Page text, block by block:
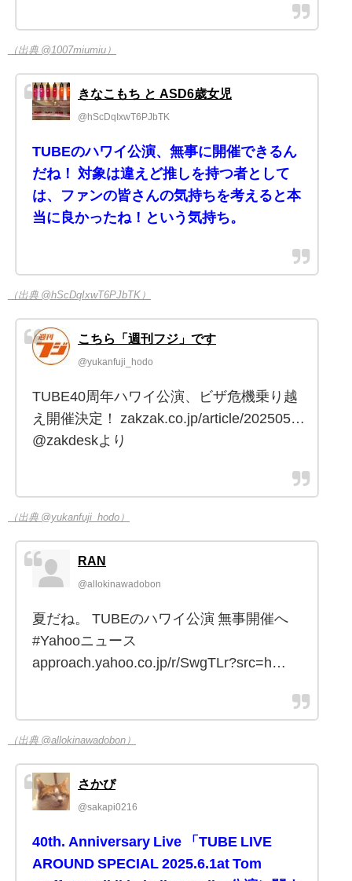
（出典 @1007miumiu）
きなこもち と ASD6歳女児
@hScDqIxwT6PJbTK
TUBEのハワイ公演、無事に開催できるん
だね！ 対象は違えど推しを持つ者として
は、ファンの皆さんの気持ちを考えると本
当に良かったね！という気持ち。
（出典 @hScDqIxwT6PJbTK）
こちら「週刊フジ」です
@yukanfuji_hodo
TUBE40周年ハワイ公演、ビザ危機乗り越
え開催決定！ zakzak.co.jp/article/202505…
@zakdeskより
（出典 @yukanfuji_hodo）
RAN
@allokinawadobon
夏だね。 TUBEのハワイ公演 無事開催へ
#Yahooニュース
approach.yahoo.co.jp/r/SwgTLr?src=h…
（出典 @allokinawadobon）
さかぴ
@sakapi0216
40th. Anniversary Live 「TUBE LIVE
AROUND SPECIAL 2025.6.1at Tom